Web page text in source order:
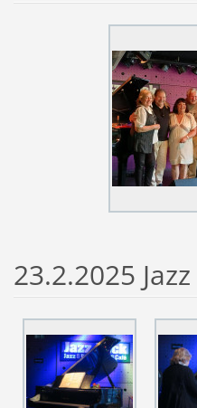
23.2.2025